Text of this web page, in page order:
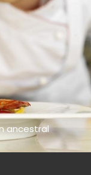
ancestral